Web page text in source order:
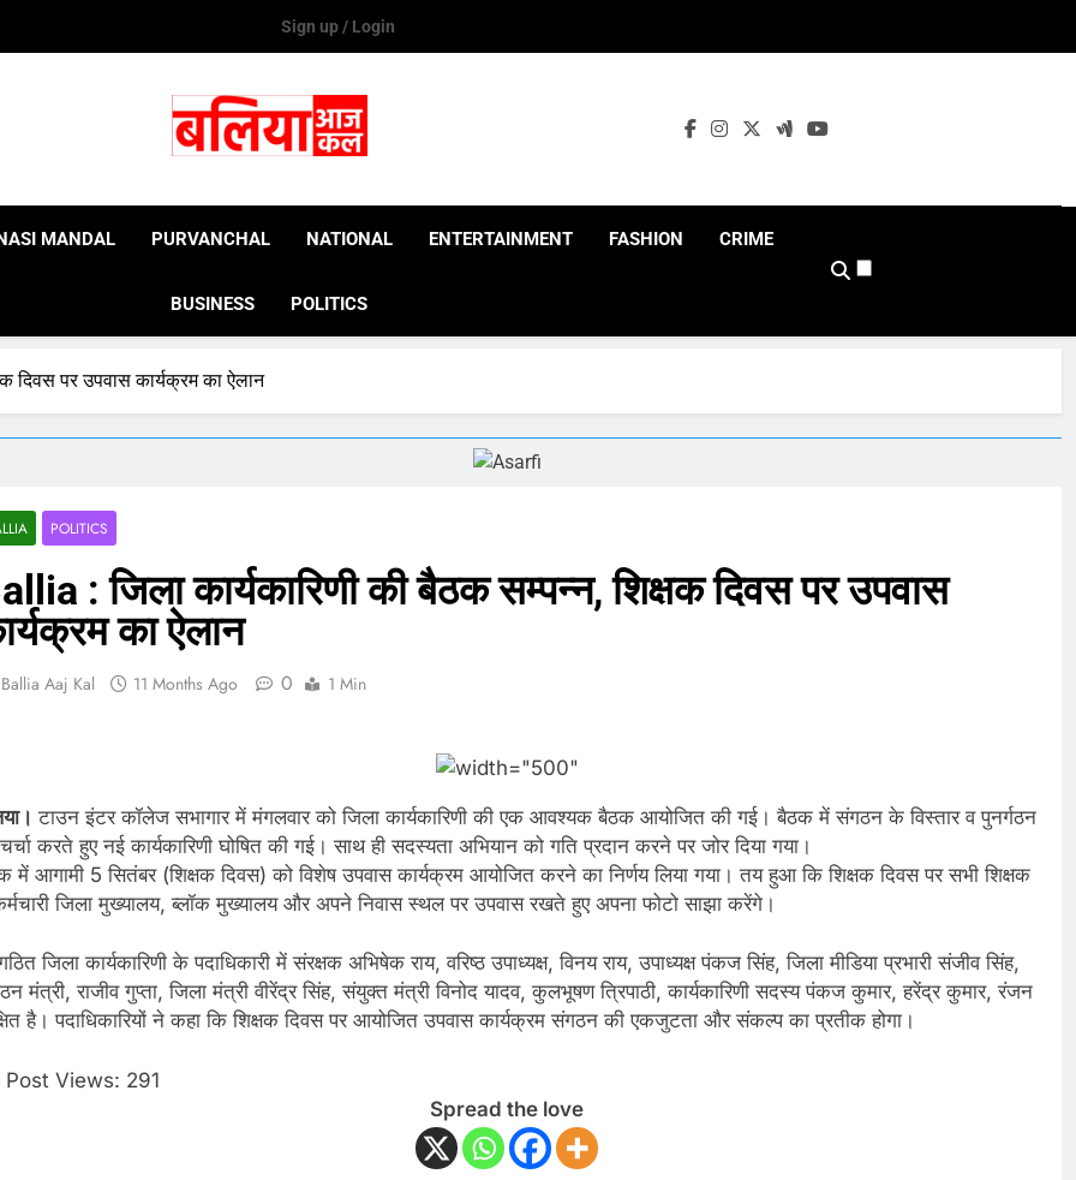
Sign up / Login
Ballia Aaj Kal
MANDAL PURVANCHAL NATIONAL ENTERTAINMENT FASHION CRIME
BUSINESS POLITICS
दिवस पर उपवास कार्यक्रम का ऐलान
POLITICS
: जिला कार्यकारिणी की बैठक सम्पन्न, शिक्षक दिवस पर उपवास
का ऐलान
Ballia Aaj Kal 11 Months Ago 0 1 Min
टाउन इंटर कॉलेज सभागार में मंगलवार को जिला कार्यकारिणी की एक आवश्यक बैठक आयोजित की गई। बैठक में संगठन के विस्तार व पुनर्गठन
करते हुए नई कार्यकारिणी घोषित की गई। साथ ही सदस्यता अभियान को गति प्रदान करने पर जोर दिया गया।
में आगामी 5 सितंबर (शिक्षक दिवस) को विशेष उपवास कार्यक्रम आयोजित करने का निर्णय लिया गया। तय हुआ कि शिक्षक दिवस पर सभी शिक्षक
जिला मुख्यालय, ब्लॉक मुख्यालय और अपने निवास स्थल पर उपवास रखते हुए अपना फोटो साझा करेंगे।
जिला कार्यकारिणी के पदाधिकारी में संरक्षक अभिषेक राय, वरिष्ठ उपाध्यक्ष, विनय राय, उपाध्यक्ष पंकज सिंह, जिला मीडिया प्रभारी संजीव सिंह,
मंत्री, राजीव गुप्ता, जिला मंत्री वीरेंद्र सिंह, संयुक्त मंत्री विनोद यादव, कुलभूषण त्रिपाठी, कार्यकारिणी सदस्य पंकज कुमार, हरेंद्र कुमार, रंजन
है। पदाधिकारियों ने कहा कि शिक्षक दिवस पर आयोजित उपवास कार्यक्रम संगठन की एकजुटता और संकल्प का प्रतीक होगा।
Post Views: 291
Spread the love